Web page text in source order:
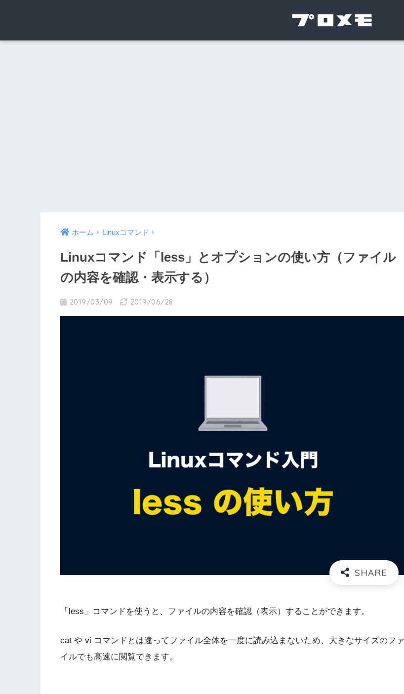
ホーム Linuxコマンド
Linuxコマンド「less」とオプションの使い方（ファイル
の内容を確認・表示する）
2019/03/09 2019/06/28
「less」コマンドを使うと、ファイルの内容を確認（表示）することができます。
cat や vi コマンドとは違ってファイル全体を一度に読み込まないため、大きなサイズのファ
イルでも高速に閲覧できます。